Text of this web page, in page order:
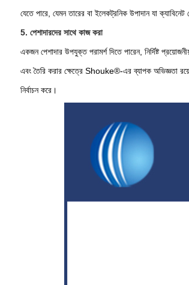
যেতে পারে, যেমন তারের বা ইলেকট্রনিক উপাদান যা
5. পেশাদারদের সাথে কাজ করা
একজন পেশাদার উপযুক্ত পরামর্শ দিতে পারেন, নির্দিষ্ট
এবং তৈরি করার ক্ষেত্রে Shouke®-এর ব্যাপক অভিজ্ঞতা
নির্বাচন করে।